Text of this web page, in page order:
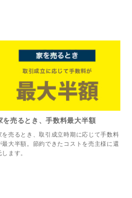
を売るとき、手数料最大半額
を売るとき、取引成立時期に応じて手数料
最大半額。節約できたコストを売主様に還
します。